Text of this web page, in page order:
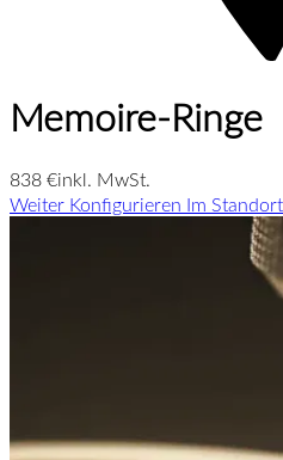
Memoire-Ringe
838 €inkl. MwSt.
Weiter Konfigurieren Im